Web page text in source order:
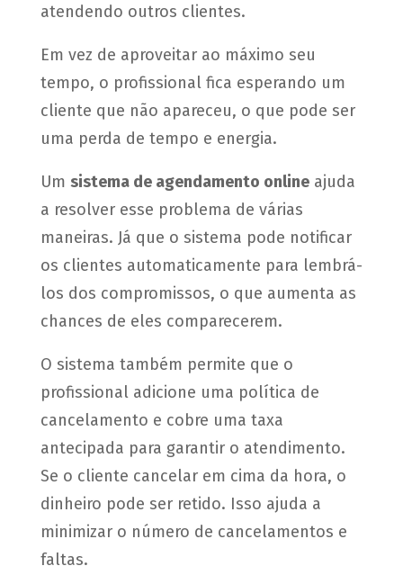
atendendo outros clientes.
Em vez de aproveitar ao máximo seu
tempo, o profissional fica esperando um
cliente que não apareceu, o que pode ser
uma perda de tempo e energia.
Um sistema de agendamento onlineajuda
a resolver esse problema de várias
maneiras. Já que o sistema pode notificar
os clientes automaticamente para lembrá-
los dos compromissos, o que aumenta as
chances de eles comparecerem.
O sistema também permite que o
profissional adicione uma política de
cancelamento e cobre uma taxa
antecipada para garantir o atendimento.
Se o cliente cancelar em cima da hora, o
dinheiro pode ser retido. Isso ajuda a
minimizar o número de cancelamentos e
faltas.